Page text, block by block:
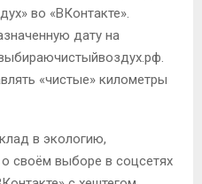
во «ВКонтакте».
дату на
«чистые» километры
в экологию,
своём выборе в соцсетях